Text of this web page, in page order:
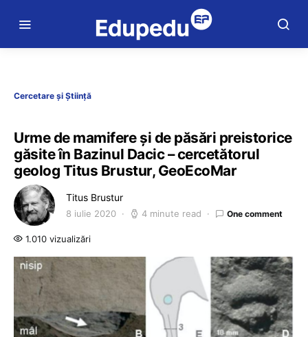
Cercetare și Știință
Urme de mamifere și de păsări preistorice
găsite în Bazinul Dacic – cercetătorul
geolog Titus Brustur, GeoEcoMar
Titus Brustur
8 iulie 2020 4 minute read One comment
1.010 vizualizări